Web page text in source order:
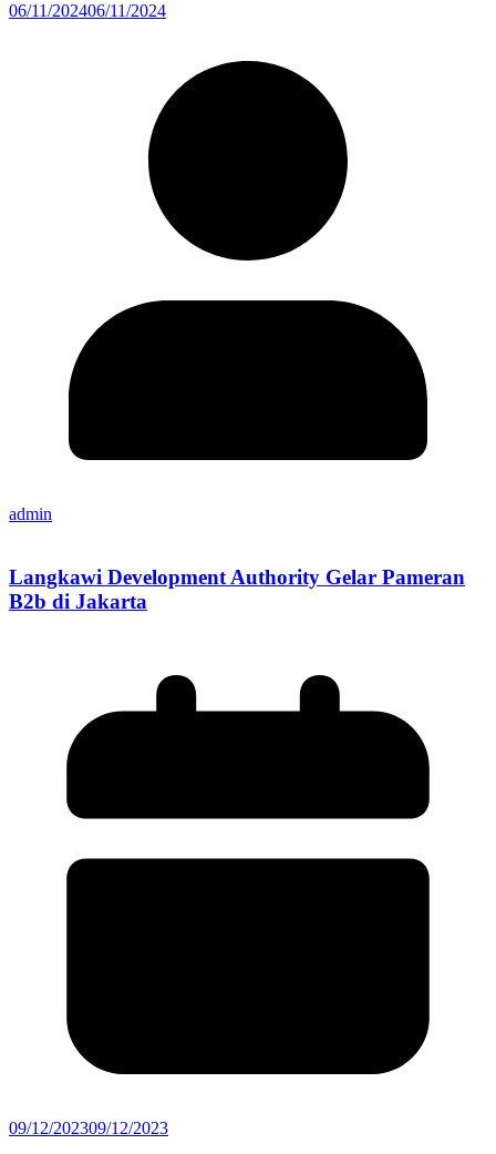
06/11/202406/11/2024
admin
Langkawi Development Authority Gelar Pameran
B2b di Jakarta
09/12/202309/12/2023